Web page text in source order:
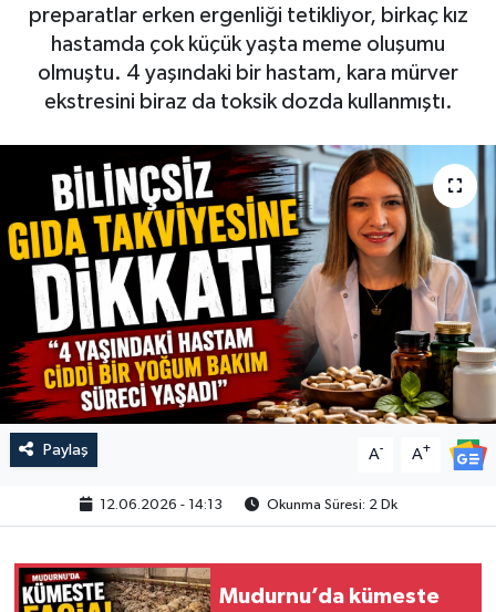
preparatlar erken ergenliği tetikliyor, birkaç kız
hastamda çok küçük yaşta meme oluşumu
olmuştu. 4 yaşındaki bir hastam, kara mürver
ekstresini biraz da toksik dozda kullanmıştı.
Paylaş A- A+
12.06.2026 - 14:13 Okunma Süresi: 2 Dk
Mudurnu’da kümeste